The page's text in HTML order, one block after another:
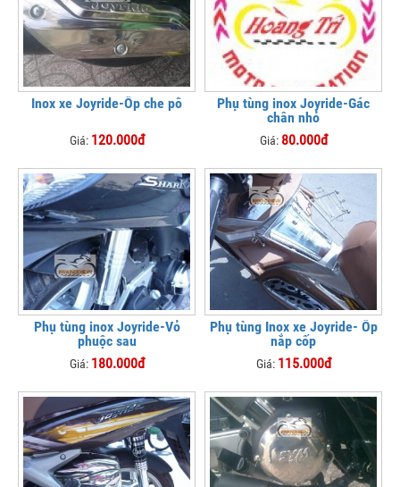
Inox xe Joyride-Ốp che pô
Giá: 120.000đ
Phụ tùng inox Joyride-Gác
chân nhỏ
Giá: 80.000đ
Phụ tùng inox Joyride-Vỏ
phuộc sau
Giá: 180.000đ
Phụ tùng Inox xe Joyride- Ốp
nắp cốp
Giá: 115.000đ